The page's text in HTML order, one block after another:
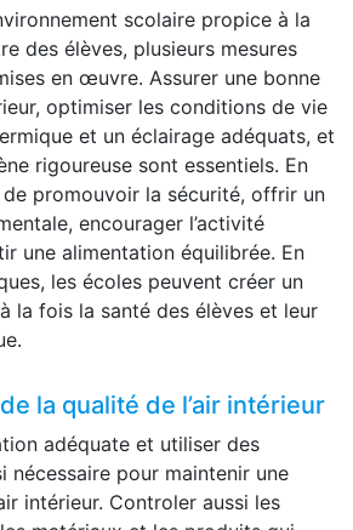
scolaire propice à la
des élèves, plusieurs mesures
en œuvre. Assurer une bonne
optimiser les conditions de vie
et un éclairage adéquats, et
rigoureuse sont essentiels. En
promouvoir la sécurité, offrir un
encourager l’activité
une alimentation équilibrée. En
les écoles peuvent créer un
la fois la santé des élèves et leur
la qualité de l’air intérieur
adéquate et utiliser des
nécessaire pour maintenir une
intérieur. Controler aussi les